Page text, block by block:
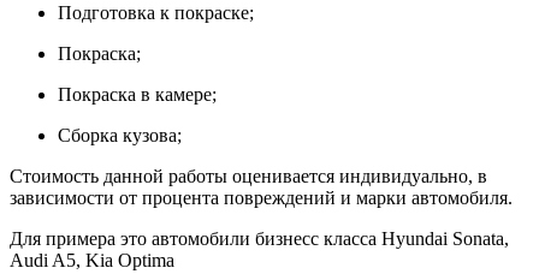
Подготовка к покраске;
Покраска;
Покраска в камере;
Сборка кузова;
Стоимость данной работы оценивается индивидуально, в
зависимости от процента повреждений и марки автомобиля.
Для примера это автомобили бизнесс класса Hyundai Sonata,
Audi A5, Kia Optima